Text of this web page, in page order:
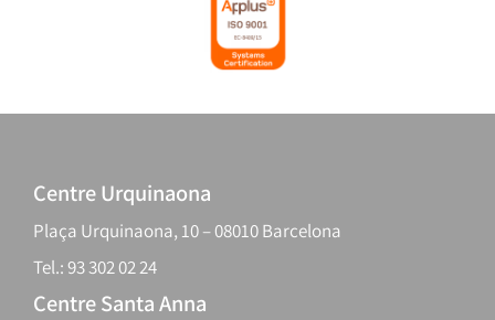
Centre Urquinaona
Plaça Urquinaona, 10 – 08010 Barcelona
Tel.: 93 302 02 24
Centre Santa Anna